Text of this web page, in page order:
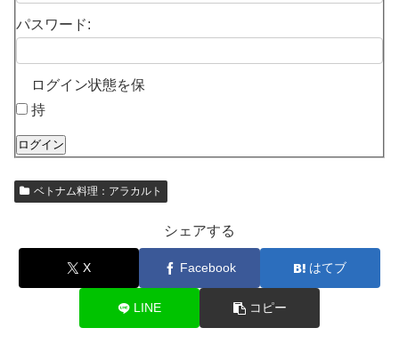
パスワード:
ログイン状態を保
持
ログイン
ベトナム料理：アラカルト
シェアする
X Facebook はてブ
LINE コピー